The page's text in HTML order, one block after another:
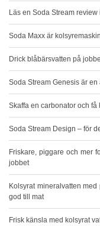
Läs en Soda Stream
Soda Maxx är
Drick blåbärsvatten på
Soda Stream Genesis är
Skaffa en carbonator och få
Soda Stream Design – för
Friskare, piggare och mer
jobbet
Kolsyrat mineralvatten
god till mat
Frisk känsla med kolsyrat